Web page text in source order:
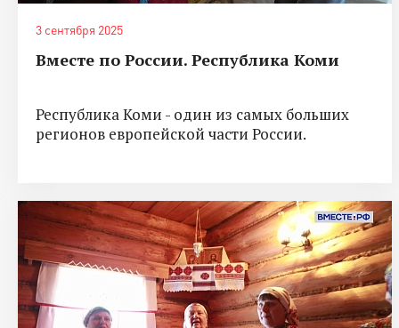
3 сентября 2025
Вместе по России. Республика Коми
Республика Коми - один из самых больших
регионов европейской части России.